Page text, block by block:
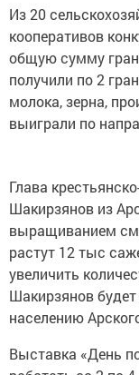
Из 20
кооперативов
общую сумму
получили по 2
молока, зерна,
выиграли по
Глава
Шакирзянов из
выращиванием
растут 12 тыс
увеличить
Шакирзянов
населению
Выставка «День